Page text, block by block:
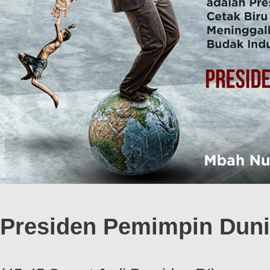
Presiden Pemimpin